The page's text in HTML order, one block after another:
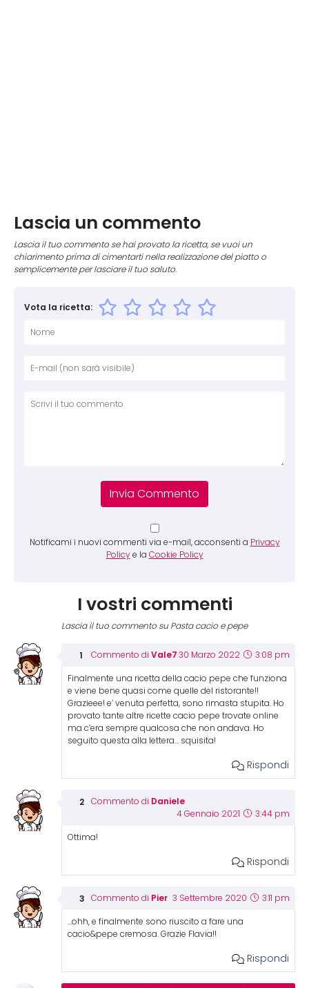
Lascia un commento
Lascia il tuo commento se hai provato la ricetta, se vuoi un
chiarimento prima di cimentarti nella realizzazione del piatto o
semplicemente per lasciare il tuo saluto.
Vota la ricetta:
Notificami i nuovi commenti via e-mail, acconsenti a Privacy
Policy e la Cookie Policy
I vostri commenti
Lascia il tuo commento su Pasta cacio e pepe
Commento di Vale7 30 Marzo 2022 3:08 pm
Finalmente una ricetta della cacio pepe che funziona
e viene bene quasi come quelle del ristorante!!
Grazieee! e’ venuta perfetta, sono rimasta stupita. Ho
provato tante altre ricette cacio pepe trovate online
ma c’era sempre qualcosa che non andava. Ho
seguito questa alla lettera… squisita!
Rispondi
Commento di Daniele
4 Gennaio 2021 3:44 pm
Ottima!
Rispondi
Commento di Pier 3 Settembre 2020 3:11 pm
…ohh, e finalmente sono riuscito a fare una
cacio&pepe cremosa. Grazie Flavia!!
Rispondi